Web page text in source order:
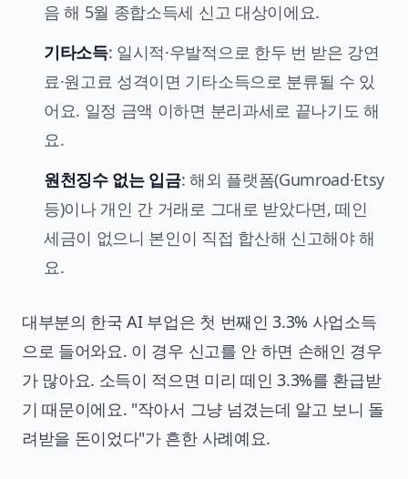
음 해 5월 종합소득세 신고 대상이에요.
기타소득: 일시적·우발적으로 한두 번 받은 강연
료·원고료 성격이면 기타소득으로 분류될 수 있
어요. 일정 금액 이하면 분리과세로 끝나기도 해
요.
원천징수 없는 입금: 해외 플랫폼(Gumroad·Etsy
등)이나 개인 간 거래로 그대로 받았다면, 떼인
세금이 없으니 본인이 직접 합산해 신고해야 해
요.
대부분의 한국 AI 부업은 첫 번째인 3.3% 사업소득
으로 들어와요. 이 경우 신고를 안 하면 손해인 경우
가 많아요. 소득이 적으면 미리 떼인 3.3%를 환급받
기 때문이에요. "작아서 그냥 넘겼는데 알고 보니 돌
려받을 돈이었다"가 흔한 사례예요.